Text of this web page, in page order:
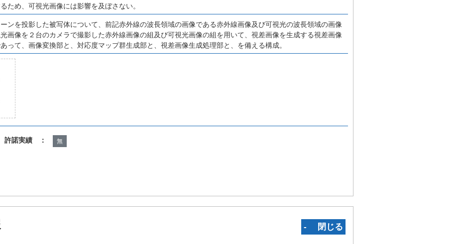
ため、可視光画像には影響を及ぼさない。
ンを投影した被写体について、前記赤外線の波長領域の画像である赤外線画像及び可視光の波長領域の画像
画像を２台のカメラで撮影した赤外線画像の組及び可視光画像の組を用いて、視差画像を生成する視差画像
って、画像変換部と、対応度マップ群生成部と、視差画像生成処理部と、を備える構成。
許諾実績 ： 無
‐ 閉じる